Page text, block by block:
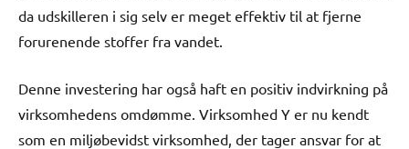
da udskilleren i sig selv er meget effektiv til at fjerne
forurenende stoffer fra vandet.
Denne investering har også haft en positiv indvirkning på
virksomhedens omdømme. Virksomhed Y er nu kendt
som en miljøbevidst virksomhed, der tager ansvar for at